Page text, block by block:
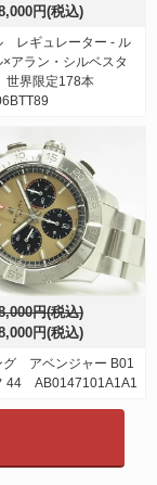
円(税込)
レギュレーター - ル
アラン・シルベスタ
世界限定178本
円(税込)
円(税込)
グ アベンジャー B01
44 AB0147101A1A1